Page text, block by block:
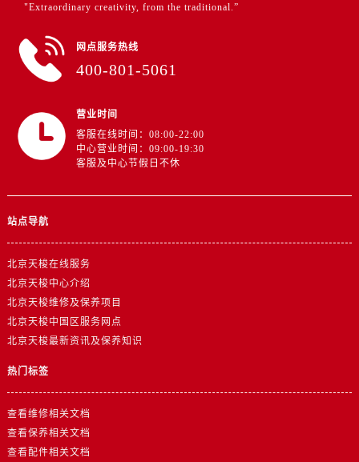
"Extraordinary creativity, from the traditional.”
网点服务热线
400-801-5061
营业时间
客服在线时间：08:00-22:00
中心营业时间：09:00-19:30
客服及中心节假日不休
站点导航
北京天梭在线服务
北京天梭中心介绍
北京天梭维修及保养项目
北京天梭中国区服务网点
北京天梭最新资讯及保养知识
热门标签
查看维修相关文档
查看保养相关文档
查看配件相关文档